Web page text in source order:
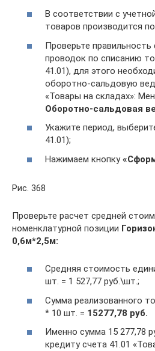
В соответствии с
товаров производится по
Проверьте
проводок по списанию
41.01), для этого
оборотно-сальдовую
«Товары на складах»:
Оборотно-сальдовая
Укажите период,
41.01);
Нажимаем кнопку
Рис. 368
Проверьте расчет средней
номенклатурной позиции
0,6м*2,5м:
Средняя стоимость
шт. = 1 527,77 руб.\шт.;
Сумма реализованного
* 10 шт. = 15277,78 руб.
Именно сумма 15 277,78
кредиту счета 41.01